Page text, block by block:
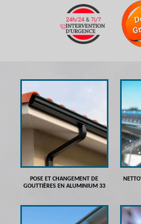
POSE ET CHANGEMENT DE
GOUTTIÈRES EN ALUMINIUM 33